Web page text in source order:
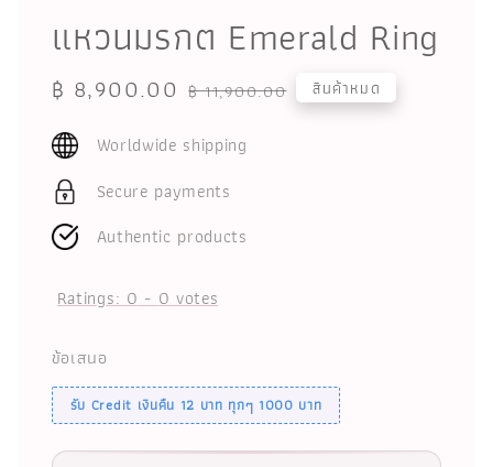
แหวนมรกต Emerald Ring
Sale
฿ 8,900.00 Regular
฿ 11,900.00 สินค้าหมด
Worldwide shipping
Secure payments
Authentic products
Ratings:0-0votes
ข้อเสนอ
รับ Credit เงินคืน 12 บาท ทุกๆ 1000 บาท